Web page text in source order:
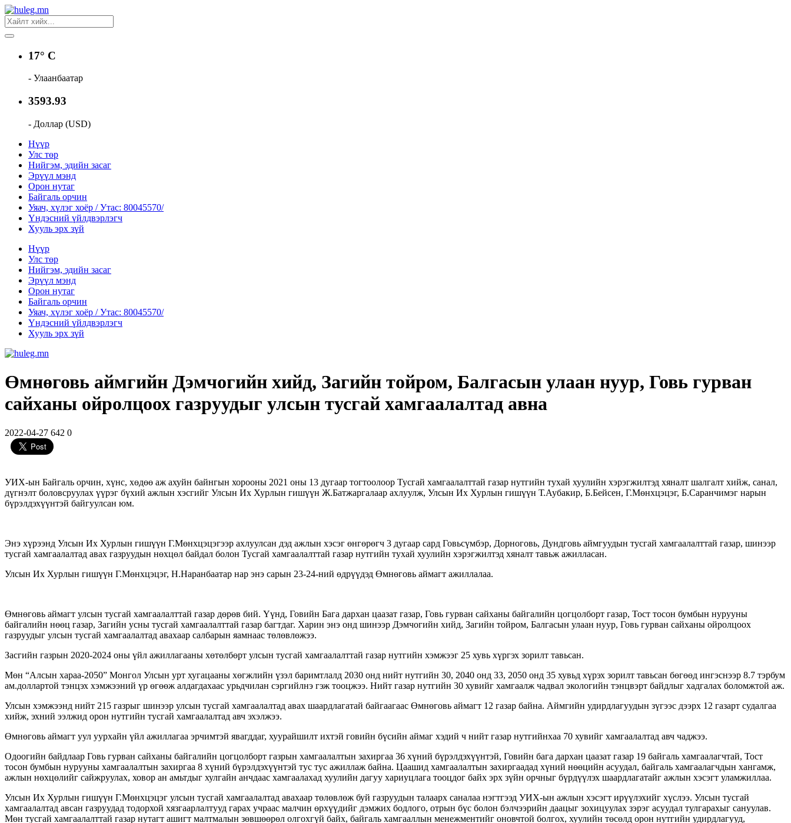
17° C
- Улаанбаатар
3593.93
- Доллар (USD)
Нүүр
Улс төр
Нийгэм, эдийн засаг
Эрүүл мэнд
Орон нутаг
Байгаль орчин
Уяач, хүлэг хоёр / Утас: 80045570/
Үндэсний үйлдвэрлэгч
Хууль эрх зүй
Нүүр
Улс төр
Нийгэм, эдийн засаг
Эрүүл мэнд
Орон нутаг
Байгаль орчин
Уяач, хүлэг хоёр / Утас: 80045570/
Үндэсний үйлдвэрлэгч
Хууль эрх зүй
Өмнөговь аймгийн Дэмчогийн хийд, Загийн тойром, Балгасын улаан нуур, Говь гурван
сайханы ойролцоох газруудыг улсын тусгай хамгаалалтад авна
2022-04-27 642 0
УИХ-ын Байгаль орчин, хүнс, хөдөө аж ахуйн байнгын хорооны 2021 оны 13 дугаар тогтоолоор Тусгай хамгаалалттай газар нутгийн тухай хуулийн хэрэгжилтэд хяналт шалгалт хийж, санал,
дүгнэлт боловсруулах үүрэг бүхий ажлын хэсгийг Улсын Их Хурлын гишүүн Ж.Батжаргалаар ахлуулж, Улсын Их Хурлын гишүүн Т.Аубакир, Б.Бейсен, Г.Мөнхцэцэг, Б.Саранчимэг нарын
бүрэлдэхүүнтэй байгуулсан юм.
Энэ хүрээнд Улсын Их Хурлын гишүүн Г.Мөнхцэцэгээр ахлуулсан дэд ажлын хэсэг өнгөрөгч 3 дугаар сард Говьсүмбэр, Дорноговь, Дундговь аймгуудын тусгай хамгаалалттай газар, шинээр
тусгай хамгаалалтад авах газруудын нөхцөл байдал болон Тусгай хамгаалалттай газар нутгийн тухай хуулийн хэрэгжилтэд хяналт тавьж ажилласан.
Улсын Их Хурлын гишүүн Г.Мөнхцэцэг, Н.Наранбаатар нар энэ сарын 23-24-ний өдрүүдэд Өмнөговь аймагт ажиллалаа.
Өмнөговь аймагт улсын тусгай хамгаалалттай газар дөрөв бий. Үүнд, Говийн Бага дархан цаазат газар, Говь гурван сайханы байгалийн цогцолборт газар, Тост тосон бумбын нурууны
байгалийн нөөц газар, Загийн усны тусгай хамгаалалттай газар багтдаг. Харин энэ онд шинээр Дэмчогийн хийд, Загийн тойром, Балгасын улаан нуур, Говь гурван сайханы ойролцоох
газруудыг улсын тусгай хамгаалалтад авахаар салбарын яамнаас төлөвлөжээ.
Засгийн газрын 2020-2024 оны үйл ажиллагааны хөтөлбөрт улсын тусгай хамгаалалттай газар нутгийн хэмжээг 25 хувь хүргэх зорилт тавьсан.
Мөн “Алсын хараа-2050” Монгол Улсын урт хугацааны хөгжлийн үзэл баримтлалд 2030 онд нийт нутгийн 30, 2040 онд 33, 2050 онд 35 хувьд хүрэх зорилт тавьсан бөгөөд ингэснээр 8.7 тэрбум
ам.доллартой тэнцэх хэмжээний үр өгөөж алдагдахаас урьдчилан сэргийлнэ гэж тооцжээ. Нийт газар нутгийн 30 хувийг хамгаалж чадвал экологийн тэнцвэрт байдлыг хадгалах боломжтой аж.
Улсын хэмжээнд нийт 215 газрыг шинээр улсын тусгай хамгаалалтад авах шаардлагатай байгаагаас Өмнөговь аймагт 12 газар байна. Аймгийн удирдлагуудын зүгээс дээрх 12 газарт судалгаа
хийж, эхний ээлжид орон нутгийн тусгай хамгаалалтад авч эхэлжээ.
Өмнөговь аймагт уул уурхайн үйл ажиллагаа эрчимтэй явагддаг, хуурайшилт ихтэй говийн бүсийн аймаг хэдий ч нийт газар нутгийнхаа 70 хувийг хамгаалалтад авч чаджээ.
Одоогийн байдлаар Говь гурван сайханы байгалийн цогцолборт газрын хамгаалалтын захиргаа 36 хүний бүрэлдэхүүнтэй, Говийн бага дархан цаазат газар 19 байгаль хамгаалагчтай, Тост
тосон бумбын нурууны хамгаалалтын захиргаа 8 хүний бүрэлдэхүүнтэй тус тус ажиллаж байна. Цаашид хамгаалалтын захиргаадад хүний нөөцийн асуудал, байгаль хамгаалагчдын хангамж,
ажлын нөхцөлийг сайжруулах, ховор ан амьтдыг хулгайн анчдаас хамгаалахад хуулийн дагуу хариуцлага тооцдог байх эрх зүйн орчныг бүрдүүлэх шаардлагатайг ажлын хэсэгт уламжиллаа.
Улсын Их Хурлын гишүүн Г.Мөнхцэцэг улсын тусгай хамгаалалтад авахаар төлөвлөж буй газруудын талаарх саналаа нэгтгээд УИХ-ын ажлын хэсэгт ирүүлэхийг хүслээ. Улсын тусгай
хамгаалалтад авсан газруудад тодорхой хязгаарлалтууд гарах учраас малчин өрхүүдийг дэмжих бодлого, отрын бүс болон бэлчээрийн даацыг зохицуулах зэрэг асуудал тулгарахыг сануулав.
Мөн тусгай хамгаалалттай газар нутагт ашигт малтмалын зөвшөөрөл олгохгүй байх, байгаль хамгааллын менежментийг оновчтой болгох, хуулийн төсөлд орон нутгийн удирдлагууд,